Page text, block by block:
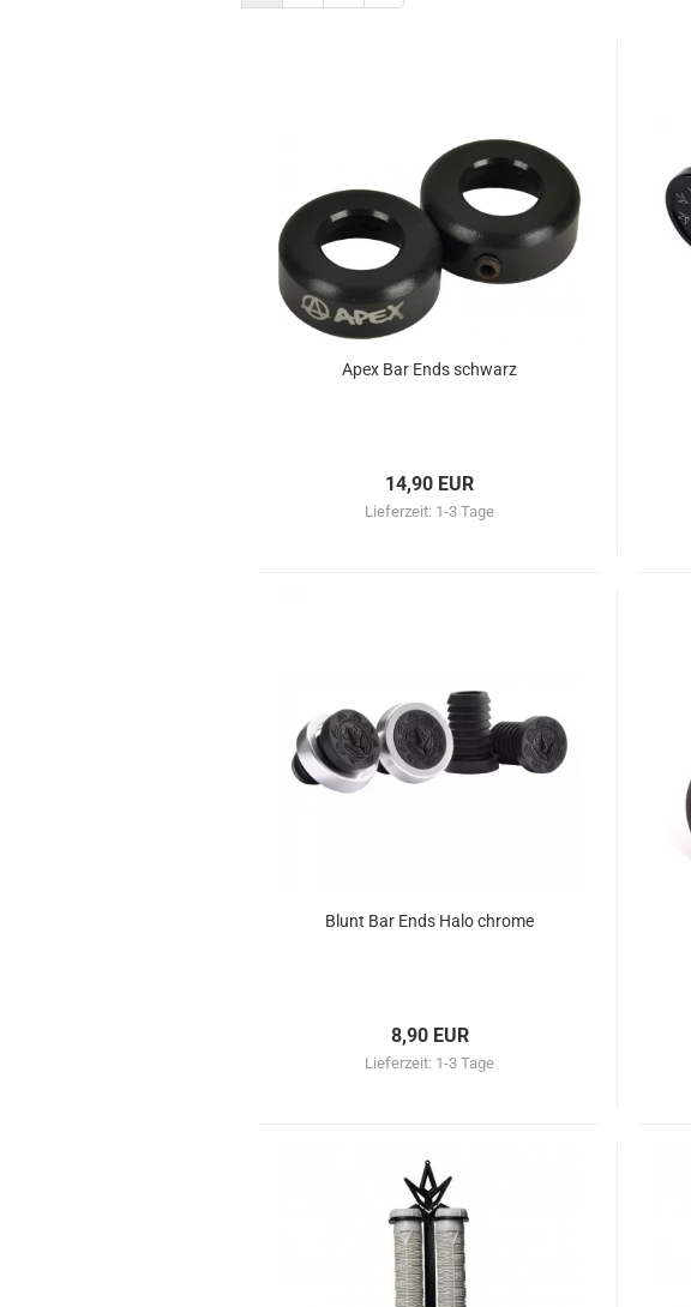
Apex Bar Ends schwarz
14,90 EUR
Lieferzeit: 1-3 Tage
Blunt Bar Ends Halo chrome
8,90 EUR
Lieferzeit: 1-3 Tage